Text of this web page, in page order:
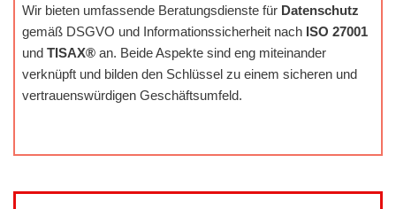
Wir bieten umfassende Beratungsdienste für Datenschutz
gemäß DSGVO und Informationssicherheit nach ISO 27001
und TISAX® an. Beide Aspekte sind eng miteinander
verknüpft und bilden den Schlüssel zu einem sicheren und
vertrauenswürdigen Geschäftsumfeld.